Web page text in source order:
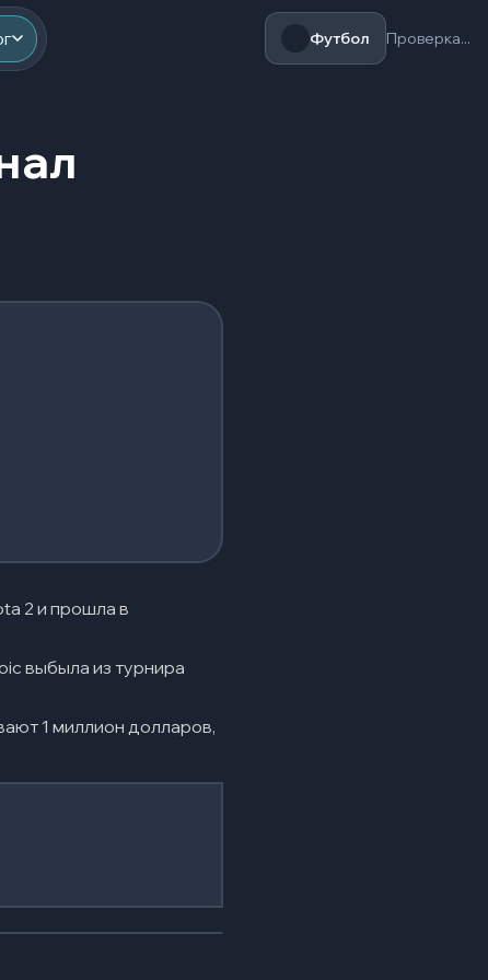
Футбол Проверка...
2 и прошла в
выбыла из турнира
1 миллион долларов,